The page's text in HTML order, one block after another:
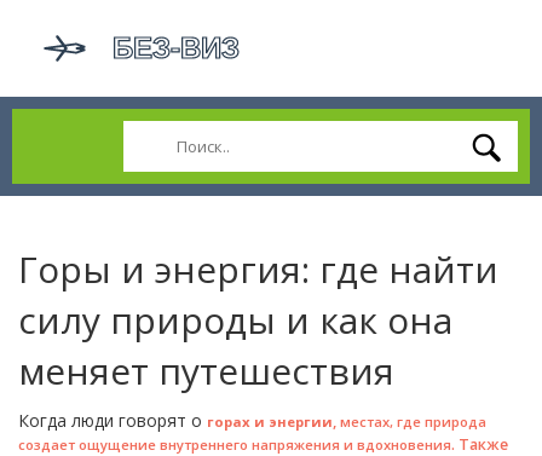
Горы и энергия: где найти
силу природы и как она
меняет путешествия
Когда люди говорят о горах и энергии, местах, где природа
создает ощущение внутреннего напряжения и вдохновения. Также